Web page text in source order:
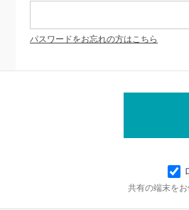
パスワードをお忘れの方はこちら
共有の端末を